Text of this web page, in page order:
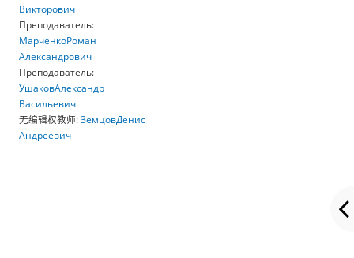
Викторович
Преподаватель:
МарченкоРоман
Александрович
Преподаватель:
УшаковАлександр
Васильевич
无编辑权教师:ЗемцовДенис
Андреевич